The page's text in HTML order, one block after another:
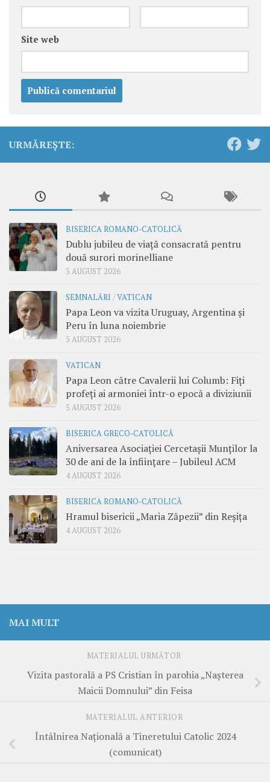
Site web
URMĂREȘTE:
BISERICA ROMANO-CATOLICĂ
Dublu jubileu de viață consacrată pentru
două surori morinelliane
5 AUGUST 2026
SEMNALĂRI /VATICAN
Papa Leon va vizita Uruguay, Argentina și
Peru în luna noiembrie
5 AUGUST 2026
VATICAN
Papa Leon către Cavalerii lui Columb: Fiți
profeți ai armoniei într-o epocă a diviziunii
5 AUGUST 2026
BISERICA GRECO-CATOLICĂ
Aniversarea Asociației Cercetașii Munților la
30 de ani de la înființare – Jubileul ACM
4 AUGUST 2026
BISERICA ROMANO-CATOLICĂ
Hramul bisericii „Maria Zăpezii” din Reșița
4 AUGUST 2026
MAI MULT
MATERIALUL URMĂTOR
Vizita pastorală a PS Cristian în parohia „Nașterea
Maicii Domnului” din Feisa
MATERIALUL ANTERIOR
Întâlnirea Națională a Tineretului Catolic 2024
(comunicat)